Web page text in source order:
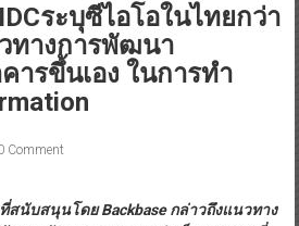
ระบุซีไอโอในไทยกว่า
ทางการพัฒนา
รขึ้นเอง ในการทำ
Comment
ที่สนับสนุนโดย Backbase กล่าวถึงแนวทาง